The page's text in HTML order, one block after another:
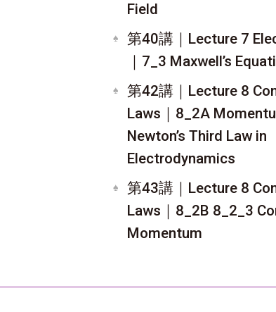
Field
第40講｜Lecture 7
｜7_3 Maxwell’s
第42講｜Lecture 8
Laws｜8_2A
Newton’s Third Law in
Electrodynamics
第43講｜Lecture 8
Laws｜8_2B 8_2_3
Momentum